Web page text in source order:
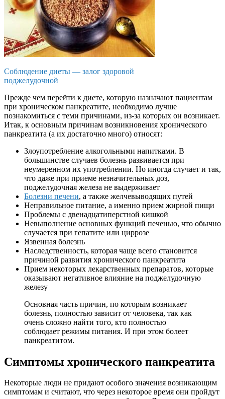
Соблюдение диеты — залог здоровой
поджелудочной
Прежде чем перейти к диете, которую назначают пациентам
при хроническом панкреатите, необходимо лучше
познакомиться с теми причинами, из-за которых он возникает.
Итак, к основным причинам возникновения хронического
панкреатита (а их достаточно много) относят:
Злоупотребление алкогольными напитками. В
большинстве случаев болезнь развивается при
неумеренном их употреблении. Но иногда случает и так,
что даже при приеме незначительных доз,
поджелудочная железа не выдерживает
Болезни печени, а также желчевыводящих путей
Неправильное питание, а именно прием жирной пищи
Проблемы с двенадцатиперстной кишкой
Невыполнение основных функций печенью, что обычно
случается при гепатите или циррозе
Язвенная болезнь
Наследственность, которая чаще всего становится
причиной развития хронического панкреатита
Прием некоторых лекарственных препаратов, которые
оказывают негативное влияние на поджелудочную
железу
Основная часть причин, по которым возникает
болезнь, полностью зависит от человека, так как
очень сложно найти того, кто полностью
соблюдает режимы питания. И при этом болеет
панкреатитом.
Симптомы хронического панкреатита
Некоторые люди не придают особого значения возникающим
симптомам и считают, что через некоторое время они пройдут